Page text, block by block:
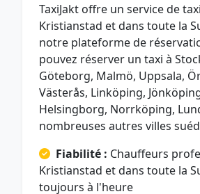
TaxiJakt offre un service de
Kristianstad et dans toute la
notre plateforme de
pouvez réserver un taxi à
Göteborg, Malmö, Uppsala,
Västerås, Linköping,
Helsingborg, Norrköping,
nombreuses autres villes
Fiabilité : Chauffeurs
Kristianstad et dans toute la
toujours à l'heure